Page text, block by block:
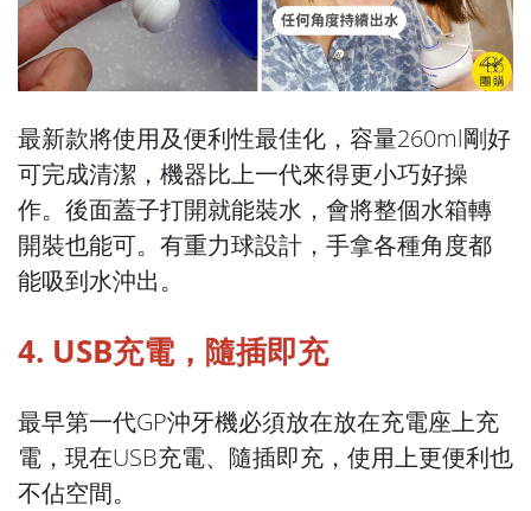
最新款將使用及便利性最佳化，容量260ml剛好
可完成清潔，機器比上一代來得更小巧好操
作。後面蓋子打開就能裝水，會將整個水箱轉
開裝也能可。有重力球設計，手拿各種角度都
能吸到水沖出。
4. USB充電，隨插即充
最早第一代GP沖牙機必須放在放在充電座上充
電，現在USB充電、隨插即充，使用上更便利也
不佔空間。